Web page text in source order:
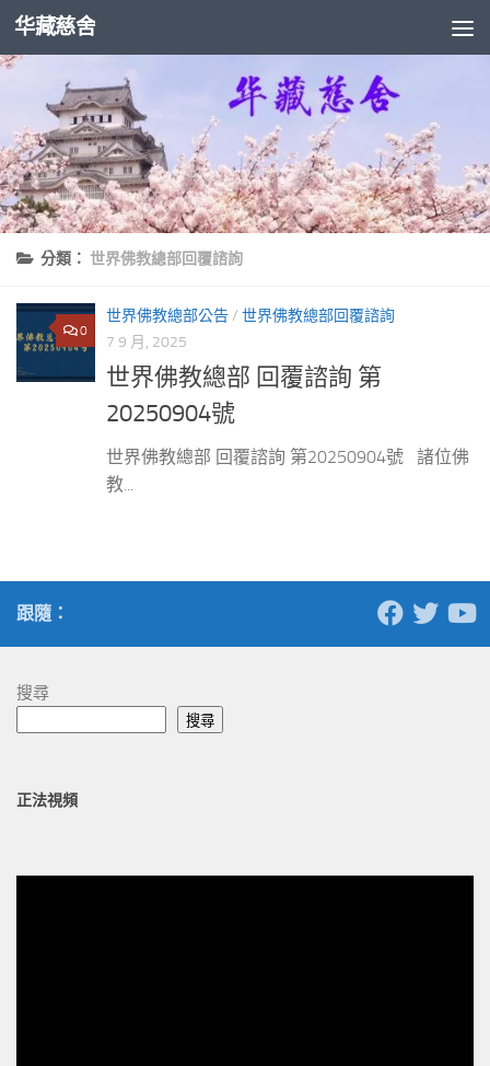
Skip to content
华藏慈舍
分類： 世界佛教總部回覆諮詢
0
世界佛教總部公告/ 世界佛教總部回覆諮詢
7 9 月, 2025
世界佛教總部 回覆諮詢 第
20250904號
世界佛教總部 回覆諮詢 第20250904號 諸位佛
教...
跟隨：
搜尋
搜尋
正法視頻